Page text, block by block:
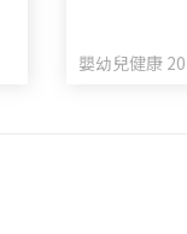
嬰幼兒健康